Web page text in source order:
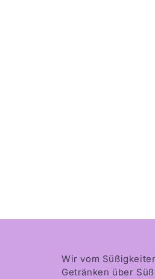
Wir vom
Getränken über